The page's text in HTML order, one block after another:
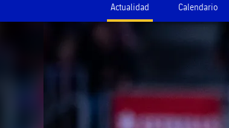
Actualidad Calendario